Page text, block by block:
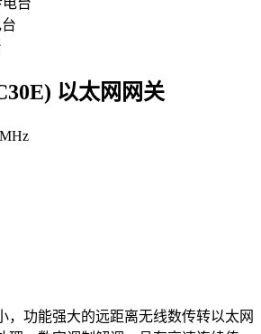
以太网网关
，功能强大的远距离无线数传转以太网